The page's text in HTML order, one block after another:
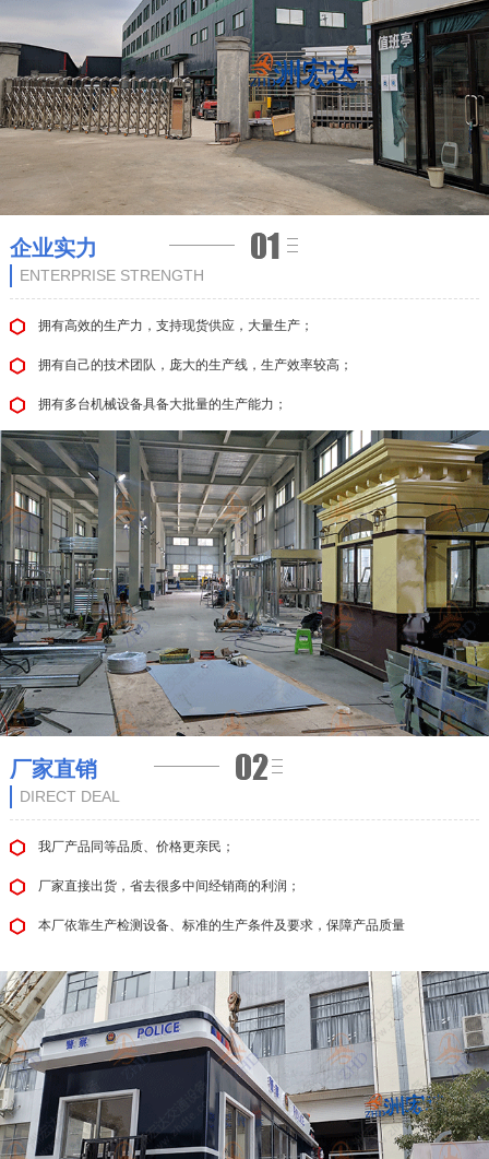
企业实力
ENTERPRISE STRENGTH
拥有高效的生产力，支持现货供应，大量生产；
拥有自己的技术团队，庞大的生产线，生产效率较高；
拥有多台机械设备具备大批量的生产能力；
厂家直销
DIRECT DEAL
我厂产品同等品质、价格更亲民；
厂家直接出货，省去很多中间经销商的利润；
本厂依靠生产检测设备、标准的生产条件及要求，保障产品质量